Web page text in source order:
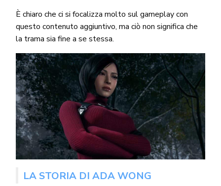
È chiaro che ci si focalizza molto sul gameplay con
questo contenuto aggiuntivo, ma ciò non significa che
la trama sia fine a se stessa.
LA STORIA DI ADA WONG